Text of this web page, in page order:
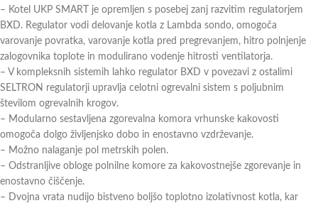
– Kotel UKP SMART je opremljen s posebej zanj razvitim regulatorjem
BXD. Regulator vodi delovanje kotla z Lambda sondo, omogoča
varovanje povratka, varovanje kotla pred pregrevanjem, hitro polnjenje
zalogovnika toplote in modulirano vodenje hitrosti ventilatorja.
– V kompleksnih sistemih lahko regulator BXD v povezavi z ostalimi
SELTRON regulatorji upravlja celotni ogrevalni sistem s poljubnim
številom ogrevalnih krogov.
– Modularno sestavljena zgorevalna komora vrhunske kakovosti
omogoča dolgo življenjsko dobo in enostavno vzdrževanje.
– Možno nalaganje pol metrskih polen.
– Odstranljive obloge polnilne komore za kakovostnejše zgorevanje in
enostavno čiščenje.
– Dvojna vrata nudijo bistveno boljšo toplotno izolativnost kotla, kar